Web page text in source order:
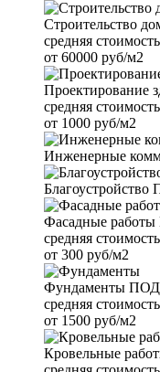
Строительство
средняя
от 60000 руб/м2
Проектирование
средняя
от 1000 руб/м2
Инженерные
Благоустройство
Фасадные работы
средняя
от 300 руб/м2
Фундаменты ПОД
средняя
от 1500 руб/м2
Кровельные